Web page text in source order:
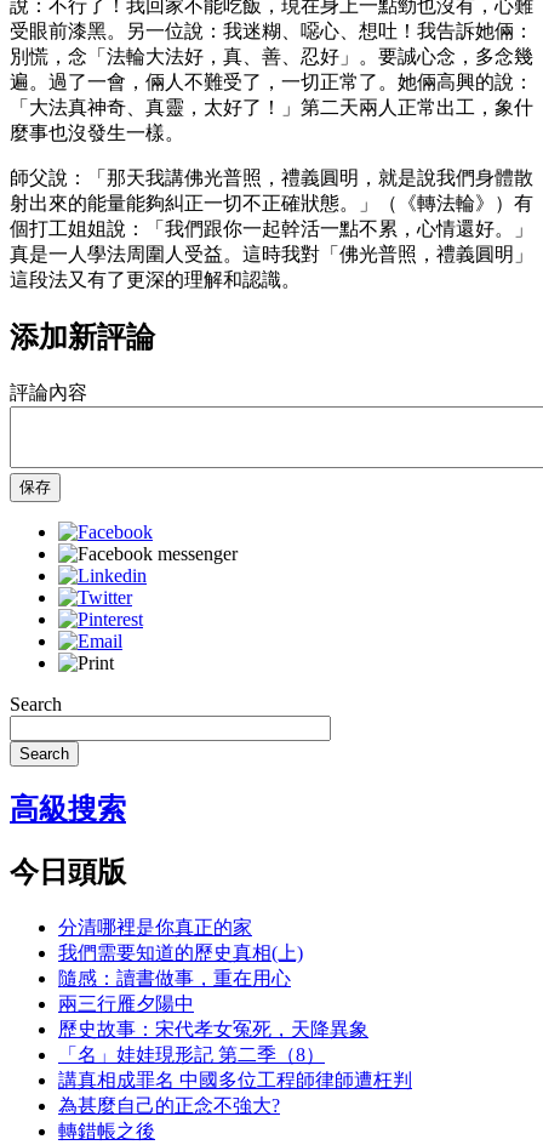
說：不行了！我回家不能吃飯，現在身上一點勁也沒有，心難
受眼前漆黑。另一位說：我迷糊、噁心、想吐！我告訴她倆：
別慌，念「法輪大法好，真、善、忍好」。要誠心念，多念幾
遍。過了一會，倆人不難受了，一切正常了。她倆高興的說：
「大法真神奇、真靈，太好了！」第二天兩人正常出工，象什
麼事也沒發生一樣。
師父說：「那天我講佛光普照，禮義圓明，就是說我們身體散
射出來的能量能夠糾正一切不正確狀態。」（《轉法輪》）有
個打工姐姐說：「我們跟你一起幹活一點不累，心情還好。」
真是一人學法周圍人受益。這時我對「佛光普照，禮義圓明」
這段法又有了更深的理解和認識。
添加新評論
評論內容
保存
Search
Search
高級搜索
今日頭版
分清哪裡是你真正的家
我們需要知道的歷史真相(上)
隨感：讀書做事，重在用心
兩三行雁夕陽中
歷史故事：宋代孝女冤死，天降異象
「名」娃娃現形記 第二季（8）
講真相成罪名 中國多位工程師律師遭枉判
為甚麼自己的正念不強大?
轉錯帳之後